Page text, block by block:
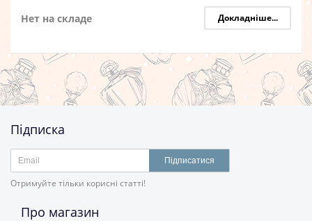
Нет на складе Докладніше...
Підписка
Підписатися
Отримуйте тільки корисні статті!
Про магазин